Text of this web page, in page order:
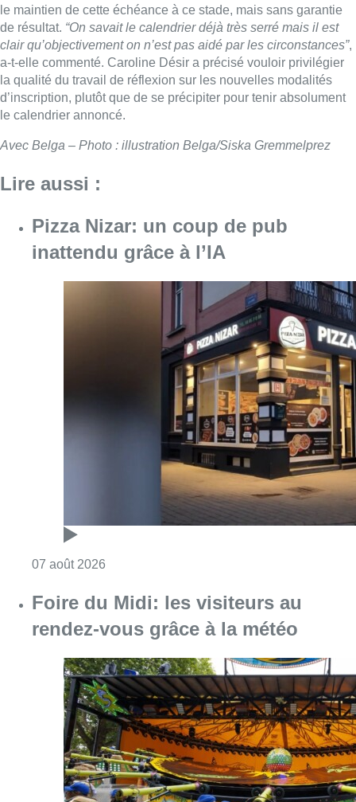
le maintien de cette échéance à ce stade, mais sans garantie
de résultat. “On savait le calendrier déjà très serré mais il est
clair qu’objectivement on n’est pas aidé par les circonstances”,
a-t-elle commenté. Caroline Désir a précisé vouloir privilégier
la qualité du travail de réflexion sur les nouvelles modalités
d’inscription, plutôt que de se précipiter pour tenir absolument
le calendrier annoncé.
Avec Belga – Photo : illustration Belga/Siska Gremmelprez
Lire aussi :
Pizza Nizar: un coup de pub
inattendu grâce à l’IA
07 août 2026
Foire du Midi: les visiteurs au
rendez-vous grâce à la météo